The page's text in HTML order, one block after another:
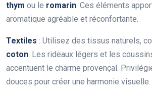
thym ou le romarin. Ces éléments
aromatique agréable et réconfortante.
Textiles : Utilisez des tissus naturels,
coton. Les rideaux légers et les
accentuent le charme provençal.
douces pour créer une harmonie visuelle.